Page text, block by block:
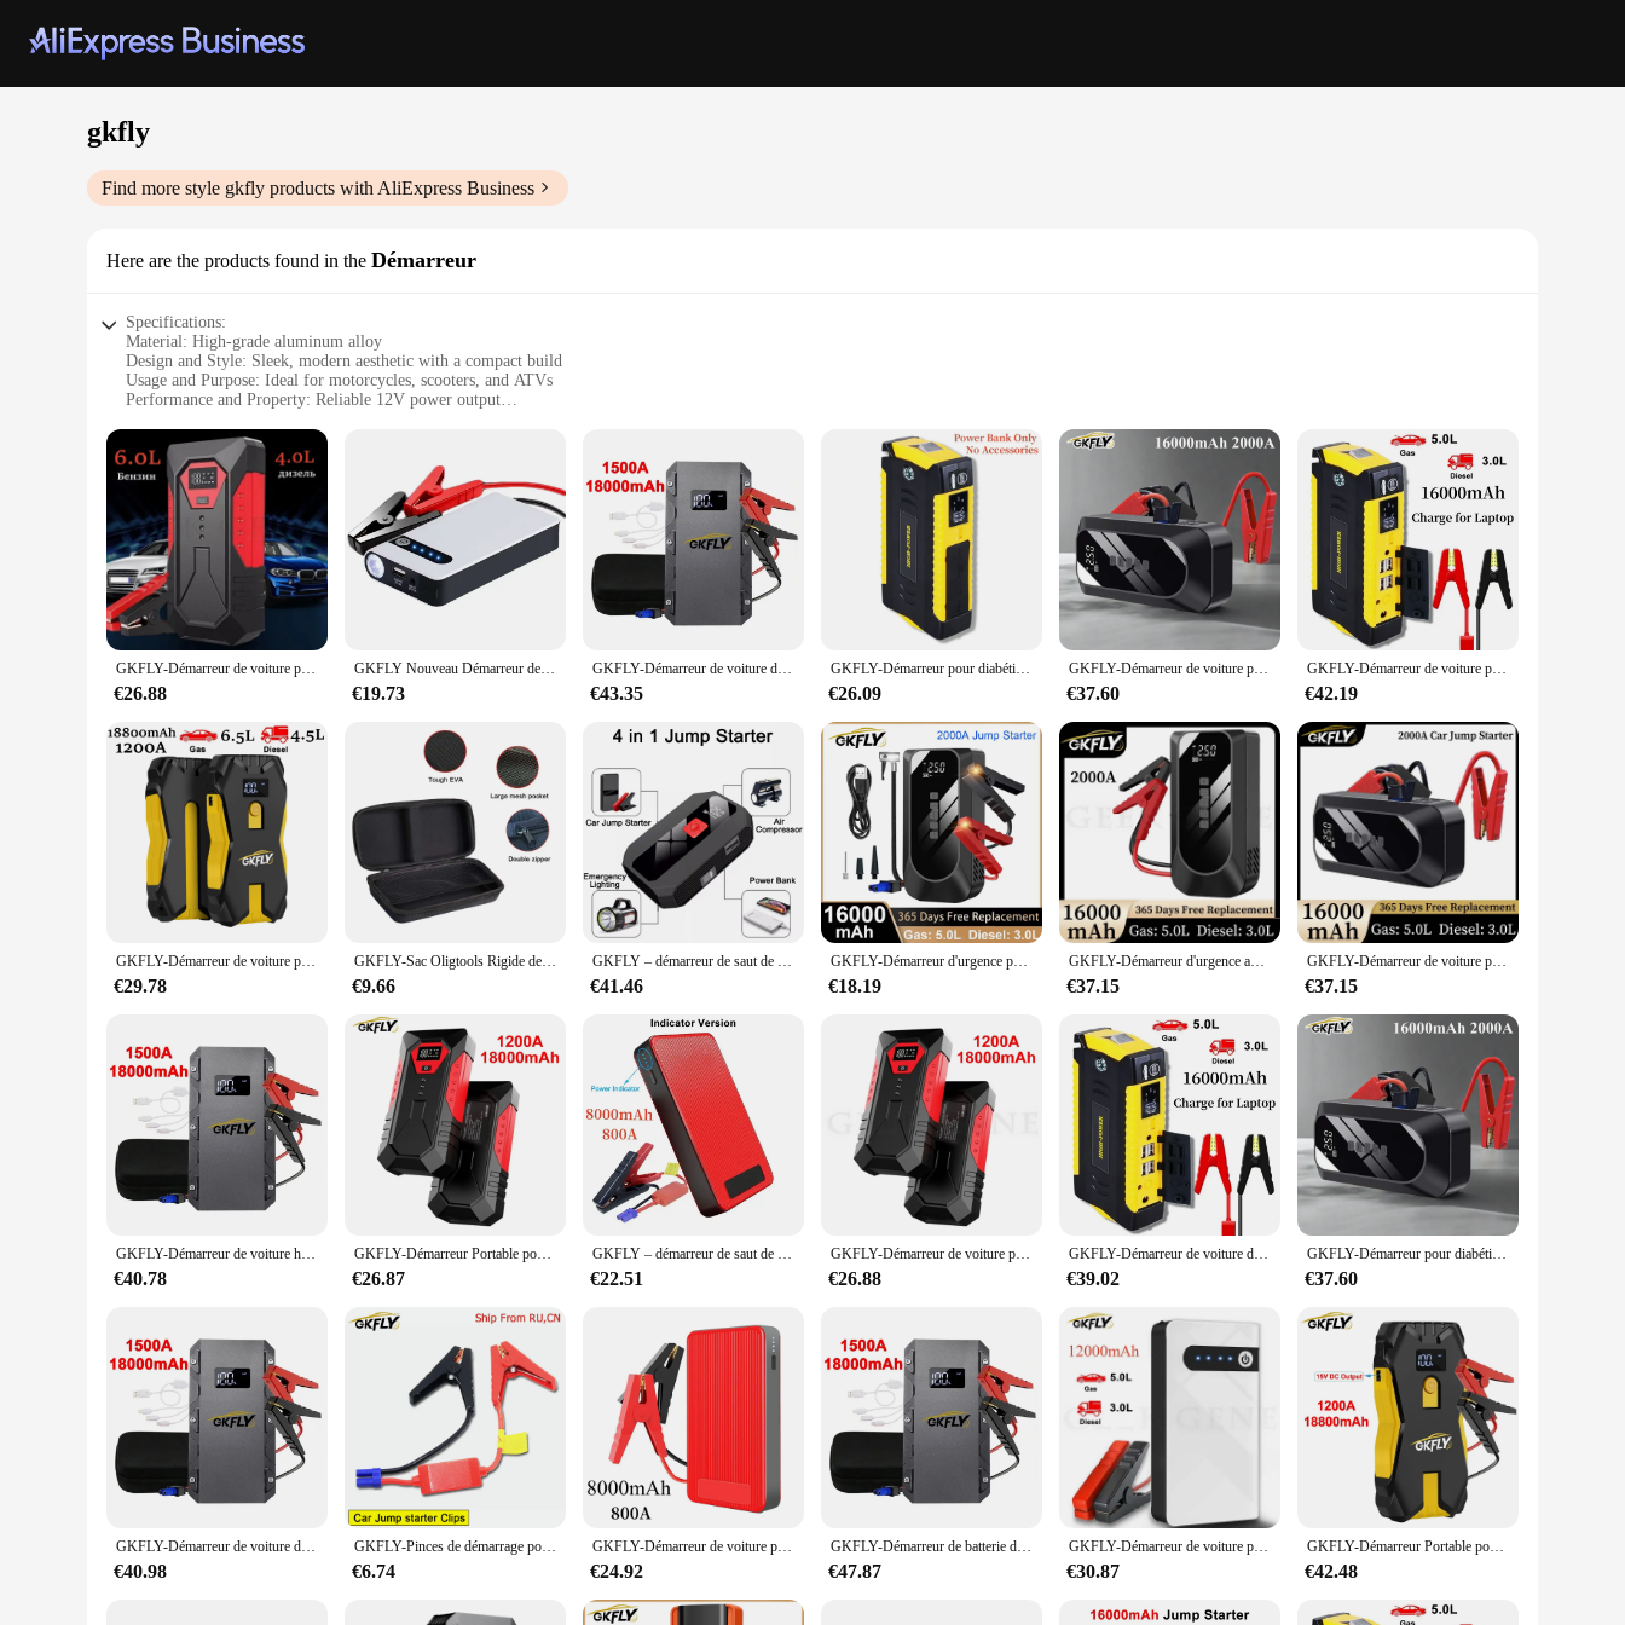
gkfly
Find more style gkfly products with AliExpress Business
Here are the products found in the Démarreur
Specifications:
Material: High-grade aluminum alloy
Design and Style: Sleek, modern aesthetic with a compact build
Usage and Purpose: Ideal for motorcycles, scooters, and ATVs
Performance and Property: Reliable 12V power output
Applicable People: Suitable for both professional mechanics and DIY enthusiasts
Features:
**Unmatched Reliability and Performance**
The gkfly Démarreur is not just another motorcycle starter; it's a testament to reliability and performance. Crafted from a robust aluminum alloy, this starter is built to withstand the rigors of frequent
use. Its compact design ensures that it fits snugly on your motorcycle, scooter, or ATV without taking up unnecessary space. With a reliable 12V power output, you can trust the gkfly Démarreur to
deliver consistent performance, time and time again.
**Ease of Use and Versatility**
The gkfly Démarreur is designed for ease of use, making it a perfect addition to your toolkit. The starter comes with a durable handlebar clamp that allows for a secure and stable connection to your
vehicle. The power cord is also included, ensuring that you have everything you need to get started right away. Whether you're a professional mechanic or a DIY enthusiast, the gkfly Démarreur is
versatile enough to meet your needs.
**Adaptable to Your Needs**
availability and support from reliable vendors and suppliers, you can be confident that you're investing in a product that will serve you well. The gkfly Démarreur is more than just a tool; it's a
valuable asset for anyone who values efficiency and reliability in their work.
GKFLY-Démarreur de voiture portable, banque d'alimentation pour diabétique, chargeur d'appoint de voiture, 12V sous un dispositif de démarrage, booster de voiture diesel doré, 18000mAh
€26.88
GKFLY Nouveau Démarreur de Saut De Batterie de Voiture 8000mAh de Batterie De Voiture Portable Booster Chargeur 12V Dispositif de Démarrage D'urgence Booster
€19.73
GKFLY-Démarreur de voiture diabétique, dispositif de démarrage, batterie externe, câble de démarrage, booster de batterie pour cavalier diesel doré, A, 2000A, 3000A
€43.35
GKFLY-Démarreur pour diabétique, 16000mAh, sans accessoires ni accessoires
€26.09
GKFLY-Démarreur de voiture pour diabétique, compresseur d'air, banque d'alimentation portable, chargeur de batterie de voiture, dispositif de démarrage d'appoint, 4 en 1, 2000A, 16000mAh
€37.60
GKFLY-Démarreur de voiture pour diabétique, batterie haute puissance, batterie au lithium polymère, dispositif de démarrage, booster avec directions, A 12V, 18000mAh
€42.19
GKFLY-Démarreur de voiture pour diabétique, banque d'alimentation portable, booster de batterie de voiture, dispositif de démarrage de voiture pour GOLD Diesel, 6,5 L, 4,5 LL, 12V, 18800mAh
€29.78
GKFLY-Sac Oligtools Rigide de Voyage, Boîte de Rangement à Fermeture Éclair, Antichoc, Sac d'Outils d'Extérieur pour Démarreur Diabétique, Mallette de Rangement, Accessoires
€9.66
GKFLY – démarreur de saut de voiture Portable 12V, 16000mAh, Booster de batterie, dispositif de démarrage de voiture, batterie d'alimentation, essence, Diesel
€41.46
GKFLY-Démarreur d'urgence pour diabétique, dispositif de démarrage de voiture diesel, batterie externe, 16000mAh, 2000A, GOLD
€18.19
GKFLY-Démarreur d'urgence automatique pour diabétique, banque d'alimentation, chargeur de batterie de voiture, dispositif de démarrage, 2000A, 16000mAh, 12V
€37.15
GKFLY-Démarreur de voiture pour diabétique, 12V, 2000A, affichage LED, booster de batterie automatique portable, chargeur de banque d'alimentation pour MP4, ordinateur portable, téléphone portable
€37.15
GKFLY-Démarreur de voiture haute puissance pour diabétique, A 2000A 3000A, dispositif de démarrage portable, batterie externe, Booster Buster pour GOLD
€40.78
GKFLY-Démarreur Portable pour Diabétique, Dispositif de Démarrage, Banque d'Alimentation, Chargeur de Voiture, Booster de Batterie, Sous une Haute Capacité, 18800mAh, 12V
€26.87
GKFLY – démarreur de saut de voiture 800a, chargeur de batterie d'urgence 8000mAh, Booster de batterie avec dispositif de démarrage LED, garantie 1 an
€22.51
GKFLY-Démarreur de voiture pour diabétique, banque d'alimentation portable, booster de batterie de voiture, dispositif de démarrage de voiture pour GOLD Diesel, 18000mAh, 12V, 6,0 L, 4,0 L
€26.88
GKFLY-Démarreur de voiture diesel doré, batterie externe pour diabétique, chargeur d'appoint, dispositif de démarrage 12V, 16000mAh
€39.02
GKFLY-Démarreur pour diabétique, pompe 4 en 1, compresseur d'air, banque d'alimentation 2000A, gonfleur d'opathie numérique 12V, 150PSI, booster de batterie d'urgence
€37.60
GKFLY-Démarreur de voiture diabétique haute puissance, dispositif de démarrage d'urgence, banque d'alimentation portable pour booster de batterie de voiture, 18000mAh, 12V
€40.98
GKFLY-Pinces de démarrage pour voiture diabétique, batterie d'urgence, câble, pinces crocodiles pour camions, démarreur diabétique, pince crocodile
€6.74
GKFLY-Démarreur de voiture pour diabétique, banque d'alimentation portable, booster de batterie de voiture, dispositif de démarrage de voiture pour GOLD 6.0L Diesel 4.0L, 12V, 18000mAh
€24.92
GKFLY-Démarreur de batterie de voiture pour diabétique, banque d'alimentation portable, dispositif de démarrage 12V, booster Buster, A 2000A, 6,0 L, 5,0 L
€47.87
GKFLY-Démarreur de voiture pour diabétique, banque d'alimentation portable, batterie de voiture, booster Buster, chargeur 12V, dispositif de démarrage, directions de démarrage, 12000mAh
€30.87
GKFLY-Démarreur Portable pour Diabétique, Dispositif de Démarrage, Banque d'Alimentation, Chargeur de Voiture, Booster de Batterie, Sous une Haute Capacité, 18800mAh, 12V
€42.48